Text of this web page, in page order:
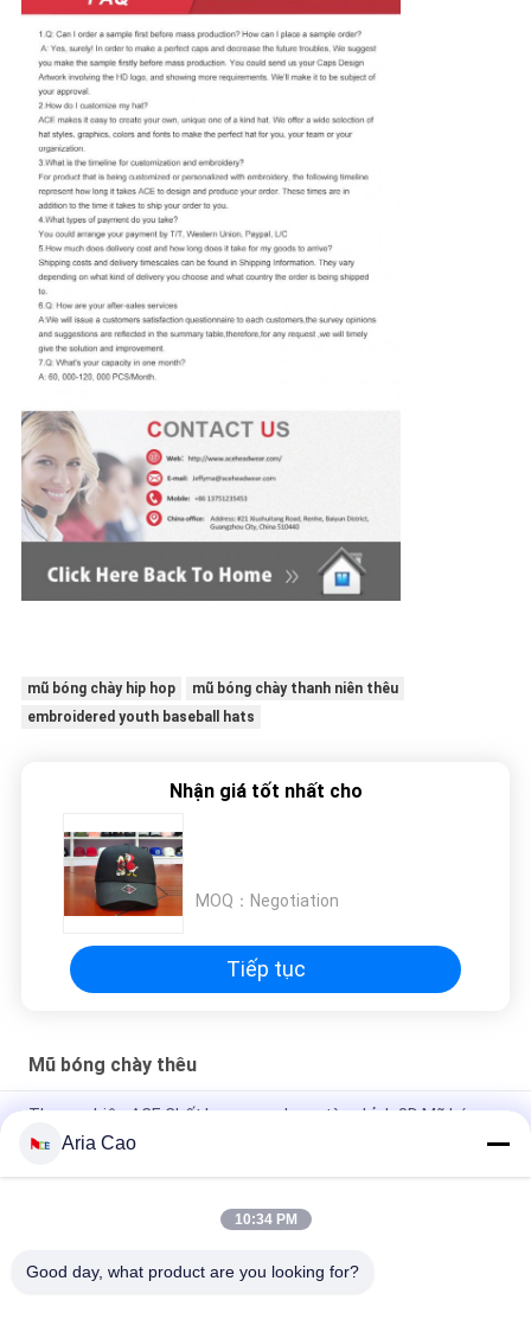
mũ bóng chày hip hop
mũ bóng chày thanh niên thêu
embroidered youth baseball hats
Nhận giá tốt nhất cho
MOQ： Negotiation
Tiếp tục
Mũ bóng chày thêu
Thương hiệu ACE Chất lượng cao Logo tùy chỉnh 3D Mũ bóng
chày thêu có khóa kim loại
100% Polyester 6 Panel Mũ bóng chày Solid cổ điển Six Panel
Aria Cao
10:34 PM
Good day, what product are you looking for?